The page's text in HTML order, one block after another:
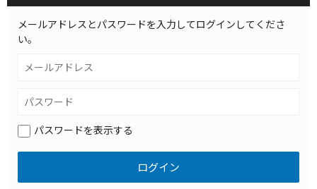
メールアドレスとパスワードを入力してログインしてくださ
い。
パスワードを表示する